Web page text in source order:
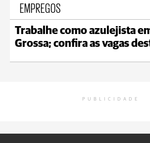
EMPREGOS
Trabalhe como azulejista
Grossa; confira as vagas
PUBLICIDADE